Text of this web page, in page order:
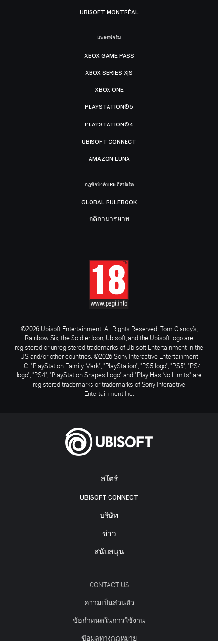
สโตร์
UBISOFT CONNECT
บริษัท
ข่าว
สนับสนุน
CONTACT US
ความเป็นส่วนตัว
ข้อกำหนดในการใช้งาน
ข้อมูลทางกฎหมาย
UBISOFT MONTRÉAL
แพลตฟอร์ม
XBOX GAME PASS
XBOX SERIES X|S
XBOX ONE
PLAYSTATION®5
PLAYSTATION®4
UBISOFT CONNECT
AMAZON LUNA
กฎข้อบังคับ R6 อีสปอร์ต
GLOBAL RULEBOOK
กติกามารยาท
©2026 Ubisoft Entertainment. All Rights Reserved. Tom Clancy’s,
Rainbow Six, the Soldier Icon, Ubisoft, and the Ubisoft logo are
registered or unregistered trademarks of Ubisoft Entertainment in the
US and/or other countries. ©2026 Sony Interactive Entertainment
LLC. "PlayStation Family Mark", "PlayStation", "PS5 logo", "PS5", "PS4
logo", "PS4", "PlayStation Shapes Logo" and "Play Has No Limits" are
registered trademarks or trademarks of Sony Interactive
Entertainment Inc.